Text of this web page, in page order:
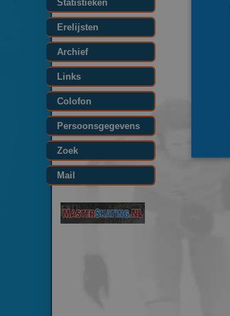
Statistieken
Erelijsten
Archief
Links
Colofon
Persoonsgegevens
Zoek
Mail